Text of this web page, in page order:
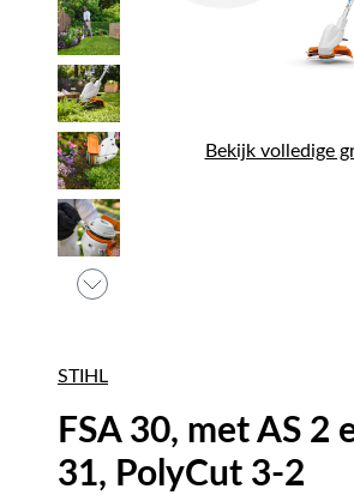
Bekijk volledige
STIHL
FSA 30, met AS 2
31, PolyCut 3-2